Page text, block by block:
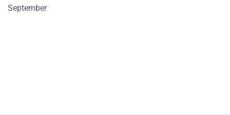
September